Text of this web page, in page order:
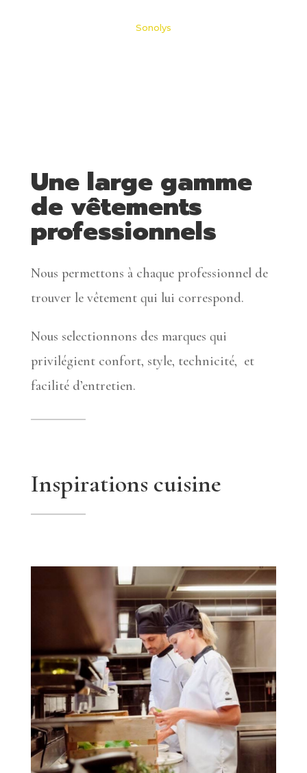
Sonolys
Une large gamme
de vêtements
professionnels
Nous permettons à chaque professionnel de
trouver le vêtement qui lui correspond.
Nous selectionnons des marques qui
privilégient confort, style, technicité, et
facilité d’entretien.
Inspirations cuisine